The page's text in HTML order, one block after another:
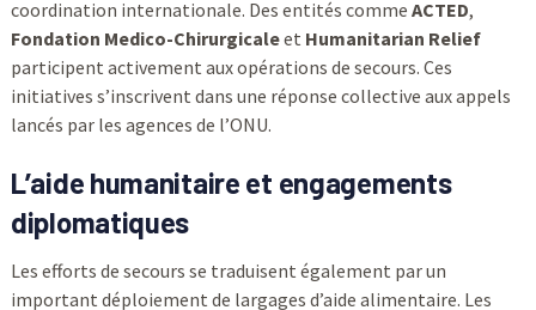
coordination internationale. Des entités comme ACTED,
Fondation Medico-Chirurgicaleet Humanitarian Relief
participent activement aux opérations de secours. Ces
initiatives s’inscrivent dans une réponse collective aux appels
lancés par les agences de l’ONU.
L’aide humanitaire et engagements
diplomatiques
Les efforts de secours se traduisent également par un
important déploiement de largages d’aide alimentaire. Les